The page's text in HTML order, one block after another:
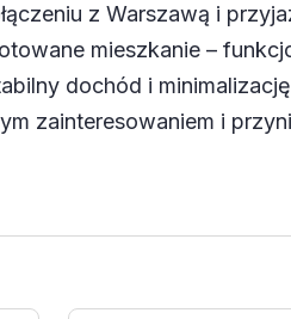
z Warszawą i
mieszkanie –
dochód i
zainteresowaniem i